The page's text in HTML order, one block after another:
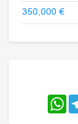
350,000 €
WhatsApp